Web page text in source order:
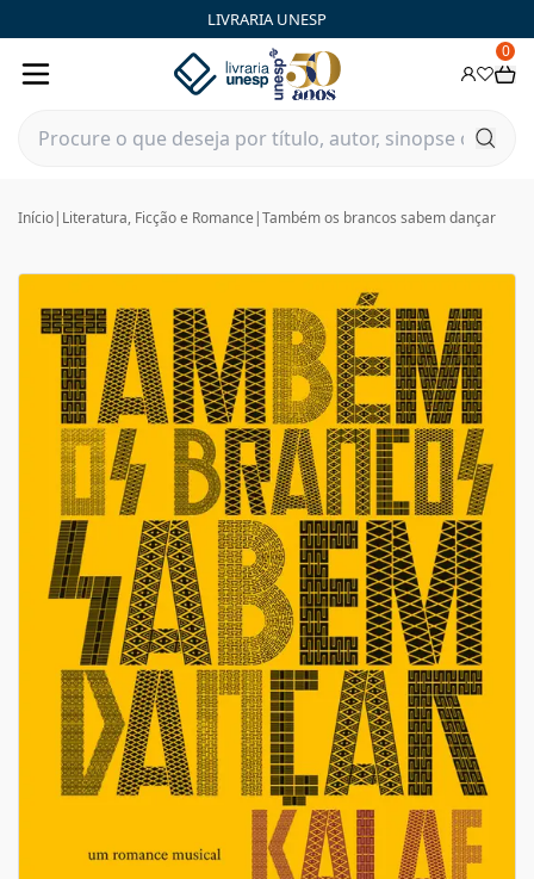
LIVRARIA UNESP
0
Início| Literatura, Ficção e Romance |Também os brancos sabem dançar